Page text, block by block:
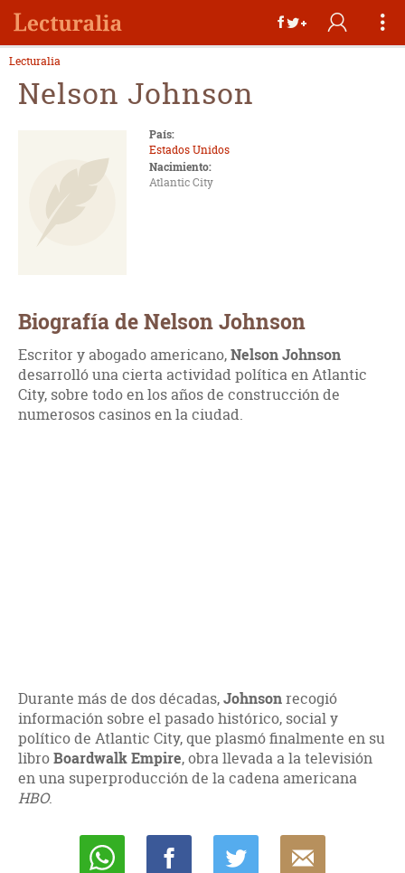
Lecturalia
Nelson Johnson
País:
Estados Unidos
Nacimiento:
Atlantic City
Biografía de Nelson Johnson
Escritor y abogado americano,Nelson Johnson
desarrolló una cierta actividad política en Atlantic
City, sobre todo en los años de construcción de
numerosos casinos en la ciudad.
Durante más de dos décadas,Johnsonrecogió
información sobre el pasado histórico, social y
político de Atlantic City, que plasmó finalmente en su
libroBoardwalk Empire, obra llevada a la televisión
en una superproducción de la cadena americana
HBO.